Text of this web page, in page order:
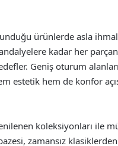
ürünlerde asla
kadar her
Geniş oturum
estetik hem de konfor
koleksiyonları ile
zamansız